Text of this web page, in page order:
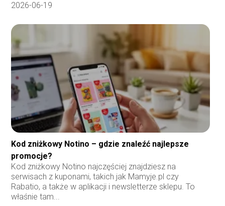
2026-06-19
Kod zniżkowy Notino – gdzie znaleźć najlepsze
promocje?
Kod zniżkowy Notino najczęściej znajdziesz na
serwisach z kuponami, takich jak Mamyje.pl czy
Rabatio, a także w aplikacji i newsletterze sklepu. To
właśnie tam...